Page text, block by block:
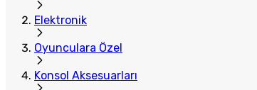
Elektronik
Oyunculara Özel
Konsol Aksesuarları